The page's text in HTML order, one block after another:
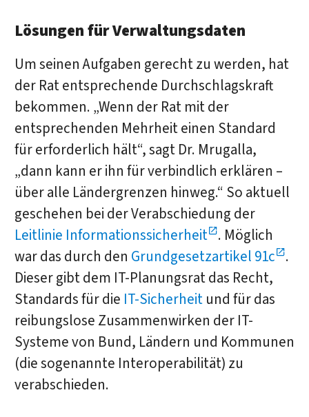
Lösungen für Verwaltungsdaten
Um seinen Aufgaben gerecht zu werden, hat
der Rat entsprechende Durchschlagskraft
bekommen. „Wenn der Rat mit der
entsprechenden Mehrheit einen Standard
für erforderlich hält“, sagt Dr. Mrugalla,
„dann kann er ihn für verbindlich erklären –
über alle Ländergrenzen hinweg.“ So aktuell
geschehen bei der Verabschiedung der
Leitlinie Informationssicherheit . Möglich
war das durch den Grundgesetzartikel 91c .
Dieser gibt dem IT-Planungsrat das Recht,
Standards für die IT-Sicherheitund für das
reibungslose Zusammenwirken der IT-
Systeme von Bund, Ländern und Kommunen
(die sogenannte Interoperabilität) zu
verabschieden.